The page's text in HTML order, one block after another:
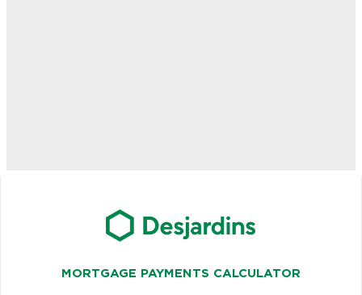
MORTGAGE PAYMENTS CALCULATOR